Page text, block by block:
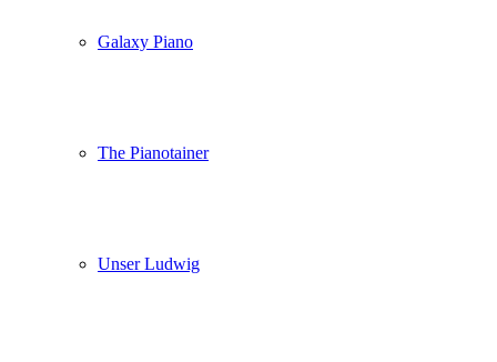
Galaxy Piano
The Pianotainer
Unser Ludwig